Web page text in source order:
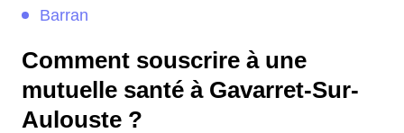
Barran
Comment souscrire à une
mutuelle santé à Gavarret-Sur-
Aulouste ?